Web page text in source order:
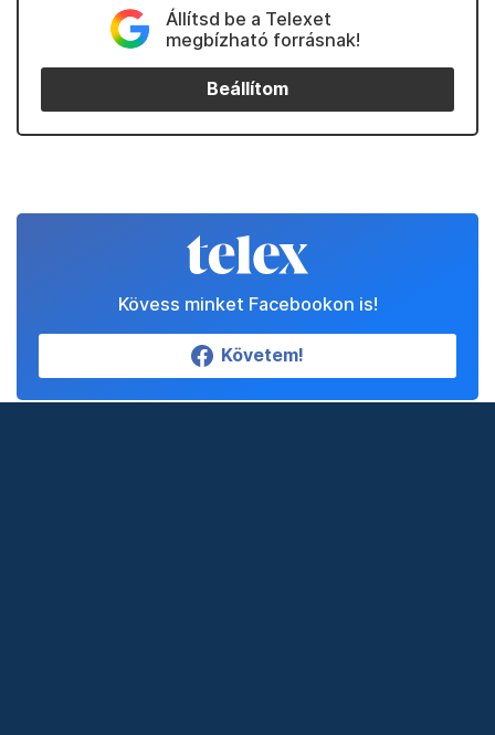
Állítsd be a Telexet
megbízható forrásnak!
Beállítom
Kövess minket Facebookon is!
Követem!